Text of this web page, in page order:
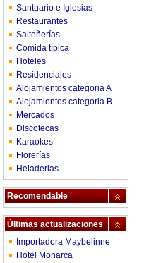
Santuario e Iglesias
Restaurantes
Salteñerías
Comida típica
Hoteles
Residenciales
Alojamientos categoria A
Alojamientos categoria B
Mercados
Discotecas
Karaokes
Florerías
Heladerias
Recomendable
Últimas actualizaciones
Importadora Maybelinne
Hotel Monarca